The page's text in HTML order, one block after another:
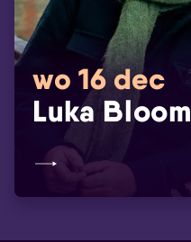
wo 16 dec
Luka Bloom